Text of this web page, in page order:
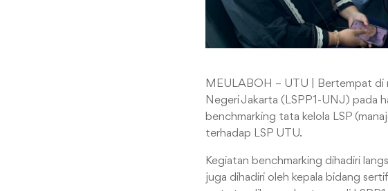
MEULABOH – UTU | Bertempat di
Negeri Jakarta (LSPP1-UNJ) pada
benchmarking tata kelola LSP
terhadap LSP UTU.
Kegiatan benchmarking dihadiri
juga dihadiri oleh kepala bidang